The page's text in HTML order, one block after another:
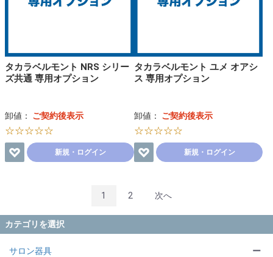
カテゴリを選択
サロン器具
ー
タカラベルモント NRS シリー
ズ共通 専用オプション
卸値： ご契約後表示
☆☆☆☆☆
新規・ログイン
タカラベルモント ユメ オアシ
ス 専用オプション
卸値： ご契約後表示
☆☆☆☆☆
新規・ログイン
1 2 次へ